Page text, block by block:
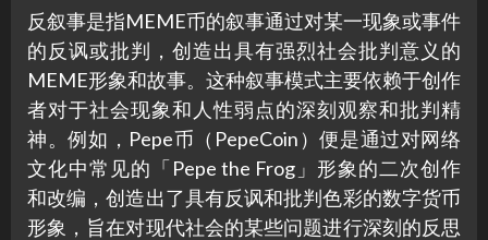
反叙事是指MEME币的叙事通过对某一现象或事件
的反讽或批判，创造出具有强烈社会批判意义的
MEME形象和故事。这种叙事模式主要依赖于创作
者对于社会现象和人性弱点的深刻观察和批判精
神。例如，Pepe币（PepeCoin）便是通过对网络
文化中常见的「Pepe the Frog」形象的二次创作
和改编，创造出了具有反讽和批判色彩的数字货币
形象，旨在对现代社会的某些问题进行深刻的反思